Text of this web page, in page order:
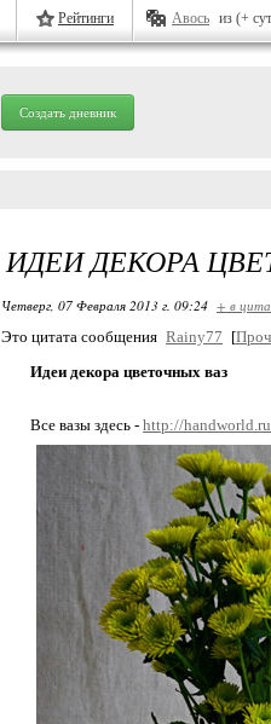
Рейтинги Авось из (+
Создать дневник
ИДЕИ ДЕКОРА
Четверг, 07 Февраля 2013 г. 09:24 + в
Это цитата сообщения Rainy77 [
Идеи декора цветочных ваз
Все вазы здесь - http://